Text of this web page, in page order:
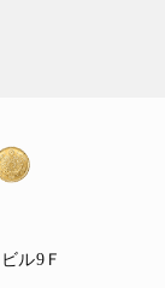
ル9Ｆ